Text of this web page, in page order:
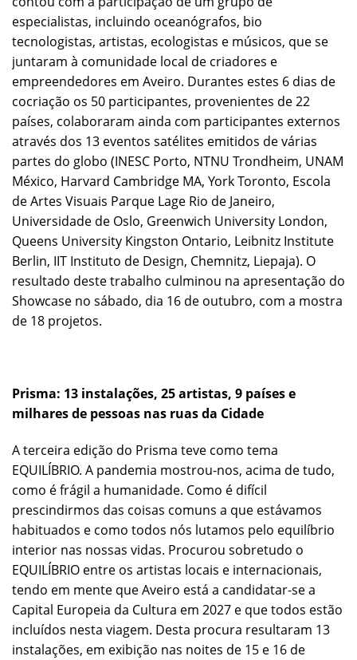
especialistas, incluindo oceanógrafos, bio
tecnologistas, artistas, ecologistas e músicos, que se
juntaram à comunidade local de criadores e
empreendedores em Aveiro. Durantes estes 6 dias de
cocriação os 50 participantes, provenientes de 22
países, colaboraram ainda com participantes externos
através dos 13 eventos satélites emitidos de várias
partes do globo (INESC Porto, NTNU Trondheim, UNAM
México, Harvard Cambridge MA, York Toronto, Escola
de Artes Visuais Parque Lage Rio de Janeiro,
Universidade de Oslo, Greenwich University London,
Queens University Kingston Ontario, Leibnitz Institute
Berlin, IIT Instituto de Design, Chemnitz, Liepaja). O
resultado deste trabalho culminou na apresentação do
Showcase no sábado, dia 16 de outubro, com a mostra
de 18 projetos.
Prisma: 13 instalações, 25 artistas, 9 países e
milhares de pessoas nas ruas da Cidade
A terceira edição do Prisma teve como tema
EQUILÍBRIO. A pandemia mostrou-nos, acima de tudo,
como é frágil a humanidade. Como é difícil
prescindirmos das coisas comuns a que estávamos
habituados e como todos nós lutamos pelo equilíbrio
interior nas nossas vidas. Procurou sobretudo o
EQUILÍBRIO entre os artistas locais e internacionais,
tendo em mente que Aveiro está a candidatar-se a
Capital Europeia da Cultura em 2027 e que todos estão
incluídos nesta viagem. Desta procura resultaram 13
instalações, em exibição nas noites de 15 e 16 de